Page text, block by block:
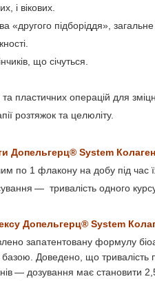
і вікових.
«другого підборіддя»,
що січуться.
пластичних операцій для
розтяжок та целюліту.
Допельгерц® System
по 1 флакону на добу під час
— тривалість одного
Допельгерц® System
запатентовану формулу
Доведено, що тривалість
— дозування має становити